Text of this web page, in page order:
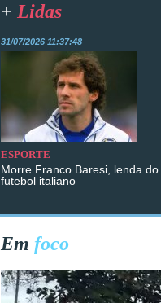
+ Lidas
31/07/2026 11:37:48
ESPORTE
Morre Franco Baresi, lenda do
futebol italiano
Em foco